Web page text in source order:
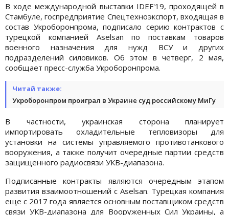
В ходе международной выставки IDEF'19, проходящей в
Стамбуле, госпредприятие Спецтехноэкспорт, входящая в
состав Укроборонпрома, подписало серию контрактов с
турецкой компанией Aselsan по поставкам товаров
военного назначения для нужд ВСУ и других
подразделений силовиков. Об этом в четверг, 2 мая,
сообщает пресс-служба Укроборонпрома.
Читай также:
Укроборонпром проиграл в Украине суд российскому МиГу
В частности, украинская сторона планирует
импортировать охладительные тепловизоры для
установки на системы управляемого противотанкового
вооружения, а также получит очередные партии средств
защищенного радиосвязи УКВ-диапазона.
Подписанные контракты являются очередным этапом
развития взаимоотношений с Aselsan. Турецкая компания
еще с 2017 года является основным поставщиком средств
связи УКВ-диапазона для Вооруженных Сил Украины, а